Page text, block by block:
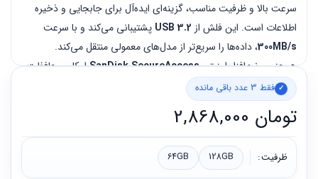
سرعت بالا و ظرفیت مناسب، گزینه‌ای ایده‌آل برای جابجایی و ذخیره
اطلاعات است. این فلش از USB 3.2 پشتیبانی می‌کند و با سرعت
300MB/s
، داده‌ها را سریع‌تر از مدل‌های معمولی منتقل می‌کند.
همچنین، نرم‌افزار امنیتیSanDisk SecureAccessامکان محافظت
از فایل‌های شخصی را فراهم می‌کند.
تومان
فقط 3 عدد باقی مانده
ظرفیت 128GB
64GB